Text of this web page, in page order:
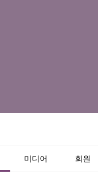
미디어 회원